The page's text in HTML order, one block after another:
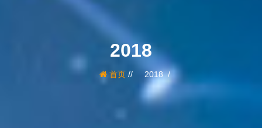
2018
首页/ 2018